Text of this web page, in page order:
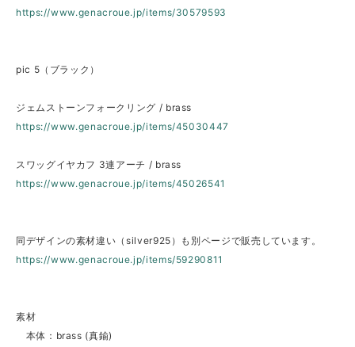
https://www.genacroue.jp/items/30579593
pic 5（ブラック）
ジェムストーンフォークリング / brass
https://www.genacroue.jp/items/45030447
スワッグイヤカフ 3連アーチ / brass
https://www.genacroue.jp/items/45026541
同デザインの素材違い（silver925）も別ページで販売しています。
https://www.genacroue.jp/items/59290811
素材
本体：brass (真鍮)